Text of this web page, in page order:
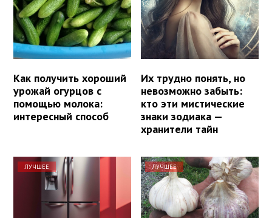
Как получить хороший
урожай огурцов с
помощью молока:
интересный способ
Их трудно понять, но
невозможно забыть:
кто эти мистические
знаки зодиака —
хранители тайн
ЛУЧШЕЕ ЛУЧШЕЕ